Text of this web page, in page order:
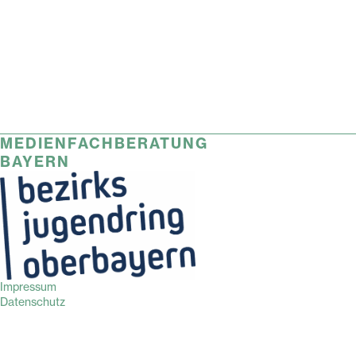
MEDIENFACHBERATUNG
BAYERN
Impressum
Datenschutz